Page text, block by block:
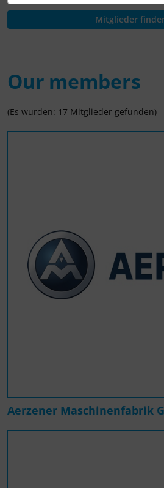
Our members
(Es wurden: 17 Mitglieder gefunden)
Aerzener Maschinenfabrik